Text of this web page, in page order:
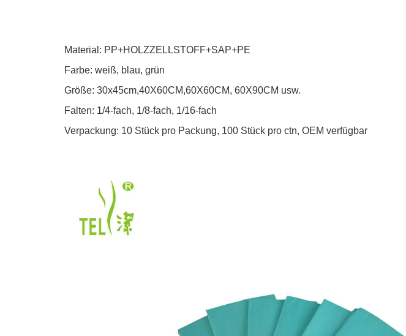
Material: PP+HOLZZELLSTOFF+SAP+PE
Farbe: weiß, blau, grün
Größe: 30x45cm,40X60CM,60X60CM, 60X90CM usw.
Falten: 1/4-fach, 1/8-fach, 1/16-fach
Verpackung: 10 Stück pro Packung, 100 Stück pro ctn, OEM verfügbar